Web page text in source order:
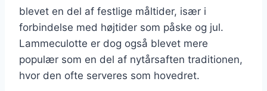
blevet en del af festlige måltider, især i
forbindelse med højtider som påske og jul.
Lammeculotte er dog også blevet mere
populær som en del af nytårsaften traditionen,
hvor den ofte serveres som hovedret.